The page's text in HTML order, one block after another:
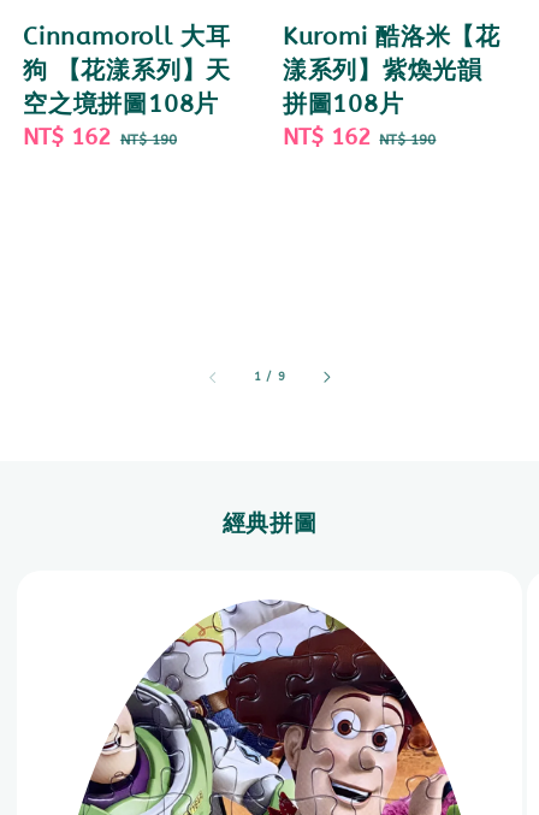
Cinnamoroll 大耳
狗 【花漾系列】天
空之境拼圖108片
Sale
NT$ 162 Regular
NT$ 190
Kuromi 酷洛米【花
漾系列】紫煥光韻
拼圖108片
Sale
NT$ 162 Regular
NT$ 190
1 / 9
經典拼圖